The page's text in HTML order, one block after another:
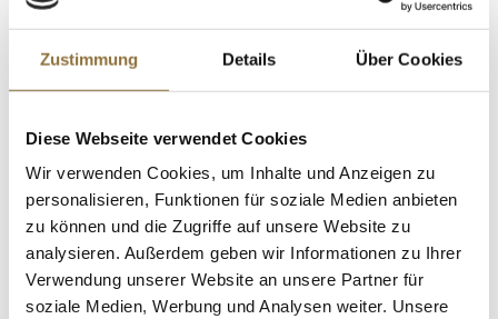
Zustimmung Details Über Cookies
Diese Webseite verwendet Cookies
Wir verwenden Cookies, um Inhalte und Anzeigen zu
personalisieren, Funktionen für soziale Medien anbieten
zu können und die Zugriffe auf unsere Website zu
analysieren. Außerdem geben wir Informationen zu Ihrer
Verwendung unserer Website an unsere Partner für
soziale Medien, Werbung und Analysen weiter. Unsere
€ 10,64
St.
Sosa Pulver - Tomate (37865), 450 g
Art.Nr.:60940